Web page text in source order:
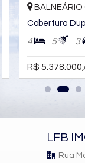
Uma
privacidade em
Entre em contato
D’Aquino.
Características do
Sala de Estar
BALNEÁRIO
Cobertura
4 5 3
R$ 5.378.000,
LFB
Rua